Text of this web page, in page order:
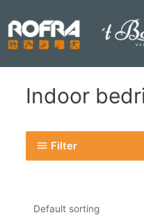
content
Indoor
Filter